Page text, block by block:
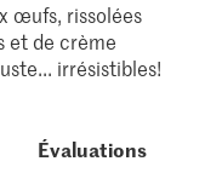
œufs, rissolées
et de crème
irrésistibles!
Évaluations